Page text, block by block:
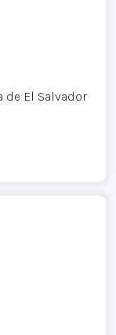
de El Salvador